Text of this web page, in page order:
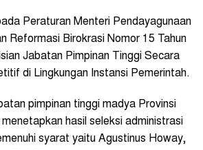
Peraturan Menteri Pendayagunaan
Reformasi Birokrasi Nomor 15 Tahun
Jabatan Pimpinan Tinggi Secara
di Lingkungan Instansi Pemerintah.
pimpinan tinggi madya Provinsi
hasil seleksi administrasi
syarat yaitu Agustinus Howay,